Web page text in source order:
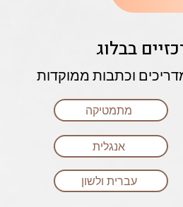
בבלוג
וכתבות ממוקדות
מתמטיקה
אנגלית
עברית ולשון